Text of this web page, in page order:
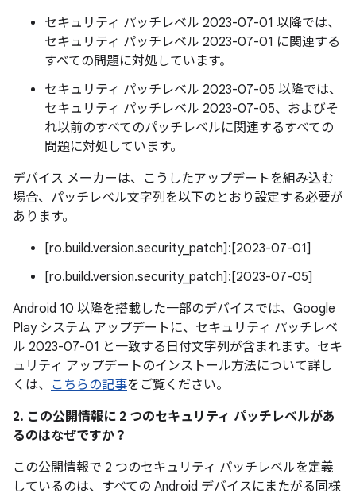
セキュリティ パッチレベル 2023-07-01 以降では、
セキュリティ パッチレベル 2023-07-01 に関連する
すべての問題に対処しています。
セキュリティ パッチレベル 2023-07-05 以降では、
セキュリティ パッチレベル 2023-07-05、およびそ
れ以前のすべてのパッチレベルに関連するすべての
問題に対処しています。
デバイス メーカーは、こうしたアップデートを組み込む
場合、パッチレベル文字列を以下のとおり設定する必要が
あります。
[ro.build.version.security_patch]:[2023-07-01]
[ro.build.version.security_patch]:[2023-07-05]
Android 10 以降を搭載した一部のデバイスでは、Google
Play システム アップデートに、セキュリティ パッチレベ
ル 2023-07-01 と一致する日付文字列が含まれます。セキ
ュリティ アップデートのインストール方法について詳し
くは、 こちらの記事をご覧ください。
2. この公開情報に 2 つのセキュリティ パッチレベルがあ
るのはなぜですか？
この公開情報で 2 つのセキュリティ パッチレベルを定義
しているのは、すべての Android デバイスにまたがる同様